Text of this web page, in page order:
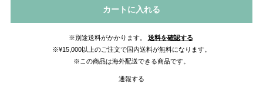
カートに入れる
※別途送料がかかります。
送料を確認する
※¥15,000以上のご注文で国内送料が無料になります。
※この商品は海外配送できる商品です。
通報する